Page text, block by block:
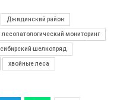
Джидинский район
лесопатологический мониторинг
сибирский шелкопряд
хвойные леса